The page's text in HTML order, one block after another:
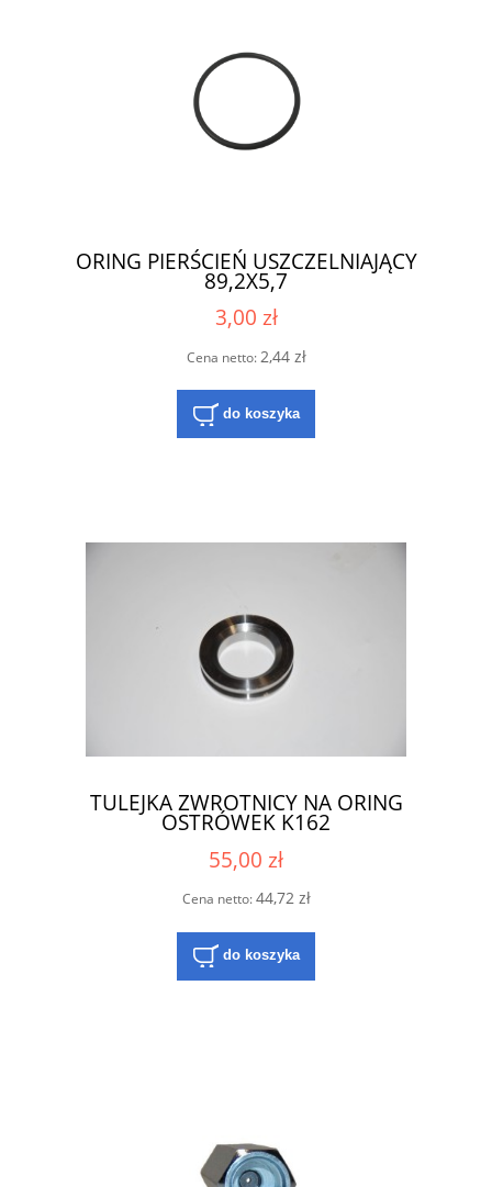
ORING PIERŚCIEŃ USZCZELNIAJĄCY
89,2X5,7
3,00 zł
Cena netto: 2,44 zł
do koszyka
TULEJKA ZWROTNICY NA ORING
OSTRÓWEK K162
55,00 zł
Cena netto:44,72 zł
do koszyka